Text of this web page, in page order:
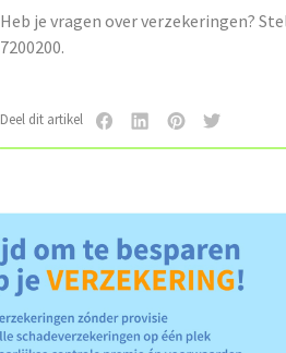
Heb je vragen over verzekeringen?
7200200.
Deel dit artikel